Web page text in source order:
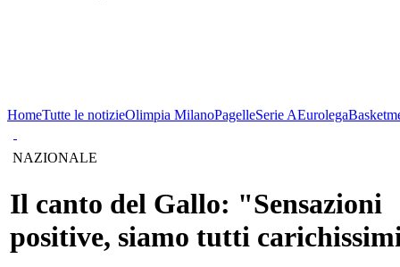
HomeTutte le notizieOlimpia MilanoPagelleSerie AEurolega
NAZIONALE
Il canto del Gallo: "Sensazioni
positive, siamo tutti